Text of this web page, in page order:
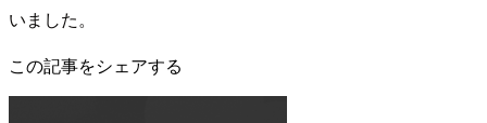
いました。
この記事をシェアする